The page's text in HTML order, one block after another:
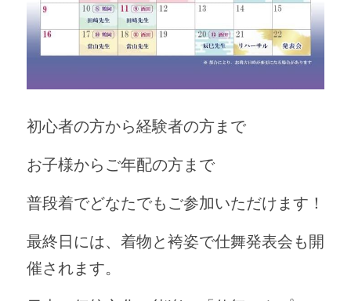
初心者の方から経験者の方まで
お子様からご年配の方まで
普段着でどなたでもご参加いただけます！
最終日には、着物と袴姿で仕舞発表会も開
催されます。